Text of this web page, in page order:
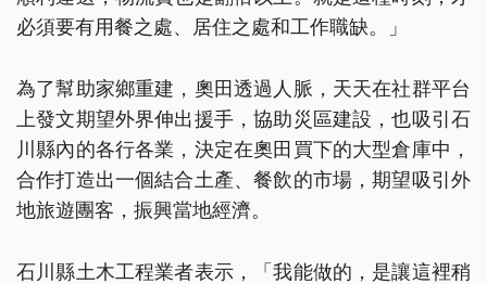
必須要有用餐之處、居住之處和工作職缺。」
為了幫助家鄉重建，奧田透過人脈，天天在社群平台
上發文期望外界伸出援手，協助災區建設，也吸引石
川縣內的各行各業，決定在奧田買下的大型倉庫中，
合作打造出一個結合土產、餐飲的市場，期望吸引外
地旅遊團客，振興當地經濟。
石川縣土木工程業者表示，「我能做的，是讓這裡稍